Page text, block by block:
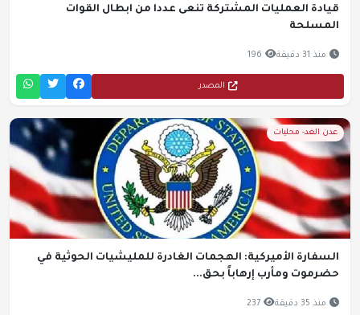
قيادة العمليات المشتركة تنعى عددا من ابطال القوات
المسلحة
منذ 31 دقيقة 196
المصدر
عدن الغد- محليات
السفارة الأميركية: الهجمات الغادرة للمليشيات الحوثية في
حضرموت ومأرب إرهاباً بحق...
منذ 35 دقيقة 237